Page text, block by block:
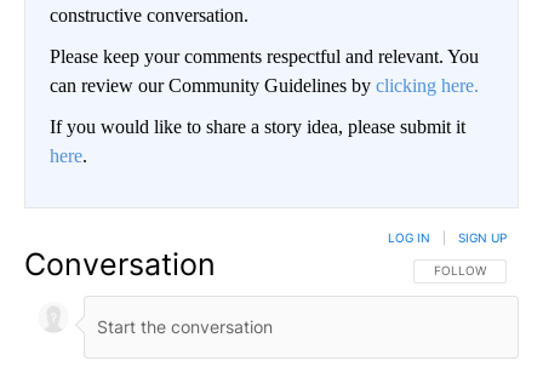
constructive conversation.
Please keep your comments respectful and relevant. You
can review our Community Guidelines by clicking here.
If you would like to share a story idea, please submit it
here.
Conversation FOLLOW THIS
FOLLOW
LOG IN SIGN UP